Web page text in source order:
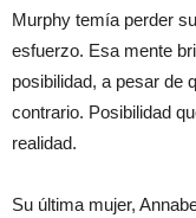
Murphy temía perder
esfuerzo. Esa mente
posibilidad, a pesar de
contrario. Posibilidad
realidad.
Su última mujer,